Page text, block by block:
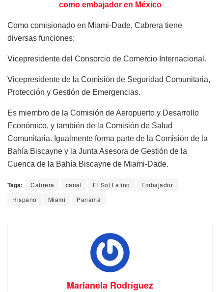
como embajador en México
Como comisionado en Miami-Dade, Cabrera tiene
diversas funciones:
Vicepresidente del Consorcio de Comercio Internacional.
Vicepresidente de la Comisión de Seguridad Comunitaria,
Protección y Gestión de Emergencias.
Es miembro de la Comisión de Aeropuerto y Desarrollo
Económico, y también de la Comisión de Salud
Comunitaria. Igualmente forma parte de la Comisión de la
Bahía Biscayne y la Junta Asesora de Gestión de la
Cuenca de la Bahía Biscayne de Miami-Dade.
Tags: Cabrera canal El Sol Latino
Embajador
Hispano
Miami Panamá
Marianela Rodríguez